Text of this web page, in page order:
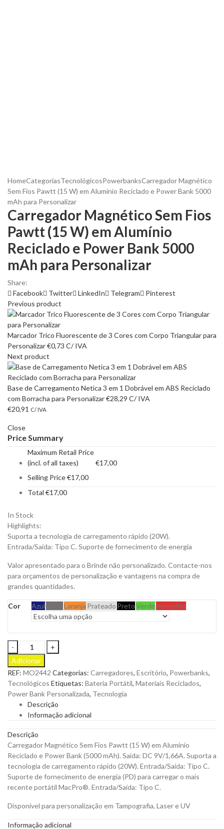
HomeCategoriasTecnológicosPowerbanksCarregador Magnético
Sem Fios Pawtt (15 W) em Alumínio Reciclado e Power Bank 5000
mAh para Personalizar
Carregador Magnético Sem Fios
Pawtt (15 W) em Alumínio
Reciclado e Power Bank 5000
mAh para Personalizar
Share:
Facebook
Twitter LinkedIn Telegram
Pinterest
Previous product
Marcador Trico Fluorescente de 3 Cores com Corpo Triangular para
Personalizar€0,73 C/ IVA
Next product
Base de Carregamento Netica 3 em 1 Dobrável em ABS Reciclado
com Borracha para Personalizar€28,29 C/ IVA
€20,91 C/ IVA
Close
Price Summary
Maximum Retail Price
(incl. of all taxes)
€17,00
Selling Price€17,00
Total €17,00
In Stock
Highlights:
Suporta a tecnologia de carregamento rápido (20W).
Entrada/Saída: Tipo C. Suporte de fornecimento de energia
Valor apresentado para o Brinde não personalizado. Contacte-nos
para orçamentos de personalização e vantagens na compra de
grandes quantidades.
Cor Azul Laranja Prateado PretoVerdeVermelho
Carregador
Magnético
Sem
Fios
Pawtt
(15
W)
em
Reciclado
e
Power
Bank
5000
mAh
para
quantity
Adicionar
REF: MO2442 Categorias: Carregadores, Escritório, Powerbanks,
Tecnológicos Etiquetas: Bateria Portátil, Materiais Reciclados,
Power Bank Personalizada, Tecnologia
Descrição
Informação adicional
Descrição
Carregador Magnético Sem Fios Pawtt (15 W) em Alumínio
Reciclado e Power Bank (5000 mAh). Saída: DC 9V/1,66A. Suporta a
tecnologia de carregamento rápido (20W). Entrada/Saída: Tipo C.
Suporte de fornecimento de energia (PD) para carregar o mais
recente portátil MacPro®. Entrada/Saída: Tipo C.
Disponível para personalização em Tampografia, Laser e UV
Informação adicional